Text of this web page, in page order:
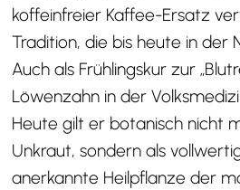
koffeinfreier Kaffee-Ersatz
Tradition, die bis heute in der
Auch als Frühlingskur zur
Löwenzahn in der
Heute gilt er botanisch nicht
Unkraut, sondern als
anerkannte Heilpflanze der